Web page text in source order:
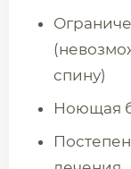
спину)
Ноющая